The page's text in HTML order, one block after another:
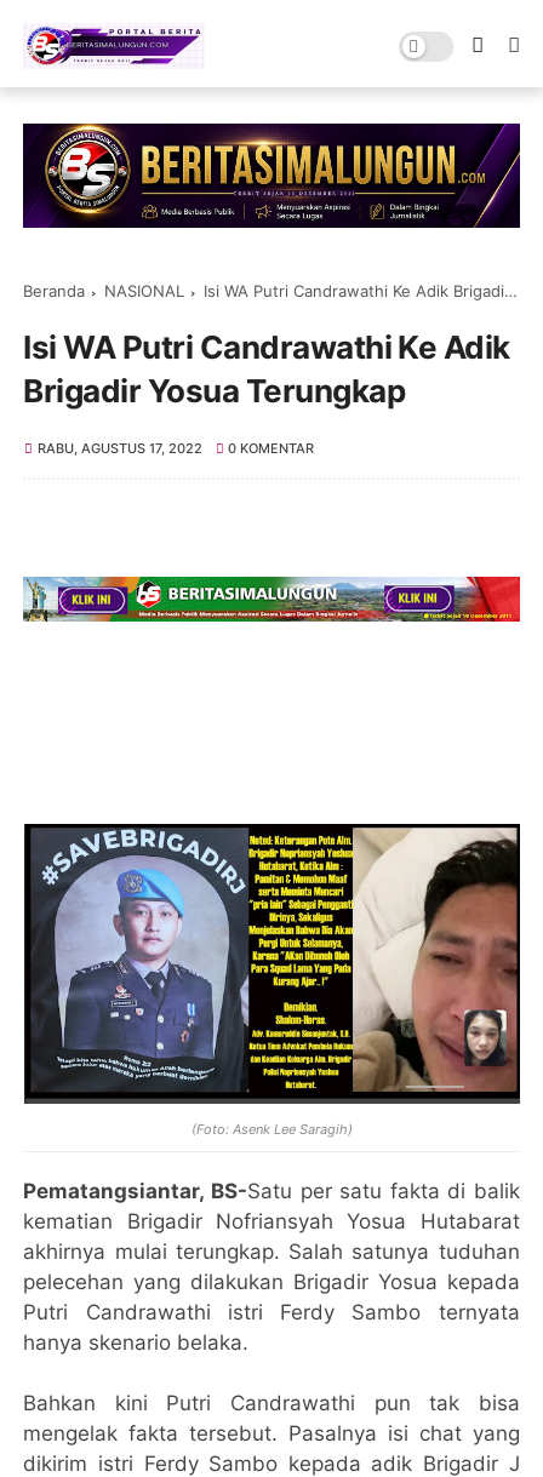
Beranda NASIONAL Isi WA Putri Candrawathi Ke Adik Brigadir Yosua Terungkap
Isi WA Putri Candrawathi Ke Adik
Brigadir Yosua Terungkap
RABU, AGUSTUS 17, 2022 0 KOMENTAR
(Foto: Asenk Lee Saragih)
Pematangsiantar, BS-Satu per satu fakta di balik
kematian Brigadir Nofriansyah Yosua Hutabarat
akhirnya mulai terungkap. Salah satunya tuduhan
pelecehan yang dilakukan Brigadir Yosua kepada
Putri Candrawathi istri Ferdy Sambo ternyata
hanya skenario belaka.
Bahkan kini Putri Candrawathi pun tak bisa
mengelak fakta tersebut. Pasalnya isi chat yang
dikirim istri Ferdy Sambo kepada adik Brigadir J